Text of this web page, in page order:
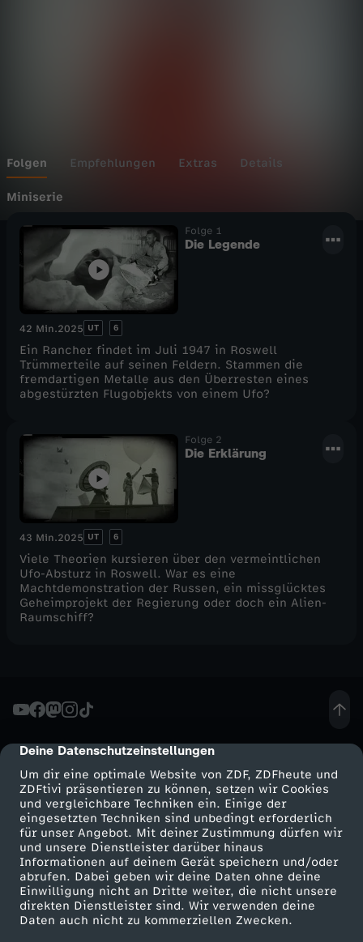
cmp-dialog-description
Deine Datenschutzeinstellungen
Um dir eine optimale Website von ZDF, ZDFheute und
ZDFtivi präsentieren zu können, setzen wir Cookies
und vergleichbare Techniken ein. Einige der
eingesetzten Techniken sind unbedingt erforderlich
für unser Angebot. Mit deiner Zustimmung dürfen wir
und unsere Dienstleister darüber hinaus
Informationen auf deinem Gerät speichern und/oder
abrufen. Dabei geben wir deine Daten ohne deine
Einwilligung nicht an Dritte weiter, die nicht unsere
direkten Dienstleister sind. Wir verwenden deine
Daten auch nicht zu kommerziellen Zwecken.
e
l
u
n
d
A
r
e
a
5
1
Folgen Empfehlungen Extras Details
Miniserie
Folge 1
Die Legende
42 Min.2025 UT 6
Ein Rancher findet im Juli 1947 in Roswell
Trümmerteile auf seinen Feldern. Stammen die
fremdartigen Metalle aus den Überresten eines
abgestürzten Flugobjekts von einem Ufo?
Folge 2
Die Erklärung
43 Min.2025 UT 6
Viele Theorien kursieren über den vermeintlichen
Ufo-Absturz in Roswell. War es eine
Machtdemonstration der Russen, ein missglücktes
Geheimprojekt der Regierung oder doch ein Alien-
Raumschiff?
Mehr ZDF
ZDF-Apps
Smart TV
ZDFtext
Service
ZDFmitreden
Kontakt zum ZDF
Tickets